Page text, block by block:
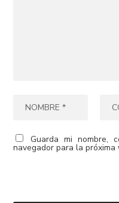
Guarda mi nombre,
navegador para la próxima